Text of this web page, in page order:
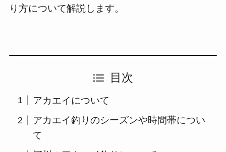
り方について解説します。
目次
アカエイについて
アカエイ釣りのシーズンや時間帯につい
て